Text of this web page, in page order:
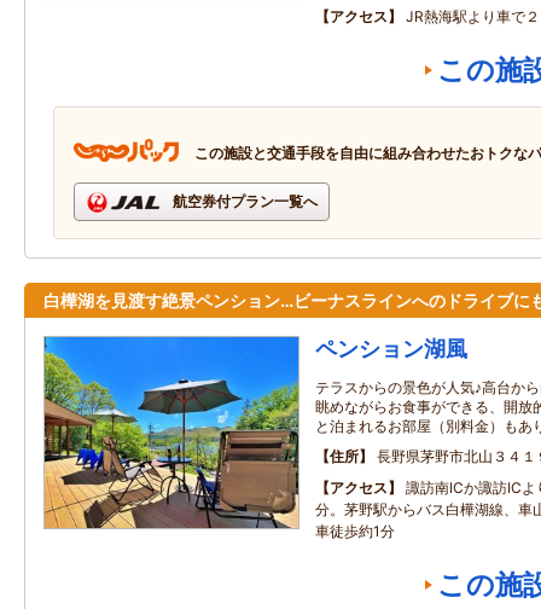
アクセス
JR熱海駅より車で
この施
この施設と交通手段を自由に組み合わせたおトクな
航空券付プラン一覧へ
白樺湖を見渡す絶景ペンション…ビーナスラインへのドライブに
ペンション湖風
テラスからの景色が人気♪高台か
眺めながらお食事ができる、開放
と泊まれるお部屋（別料金）もあ
住所
長野県茅野市北山３４１
アクセス
諏訪南ICか諏訪IC
分。茅野駅からバス白樺湖線、車
車徒歩約1分
この施